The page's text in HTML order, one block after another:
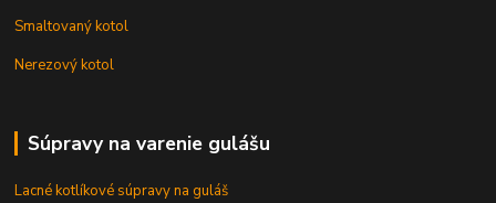
Smaltovaný kotol
Nerezový kotol
Súpravy na varenie gulášu
Lacné kotlíkové súpravy na guláš